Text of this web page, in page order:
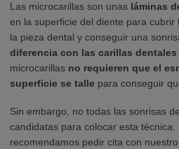
Las microcarillas son unas láminas
en la superficie del diente para cubrir
la pieza dental y conseguir una
diferencia con las carillas
microcarillas no requieren que el
superficie se talle para conseguir
Sin embargo, no todas las sonrisas
candidatas para colocar esta técnica.
recomendamos pedir cita con